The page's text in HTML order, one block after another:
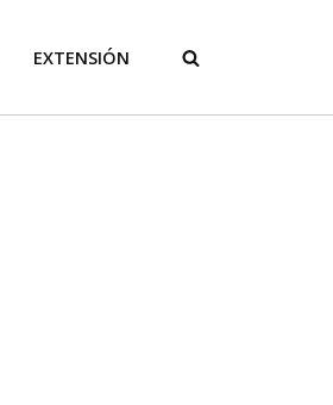
EXTENSIÓN